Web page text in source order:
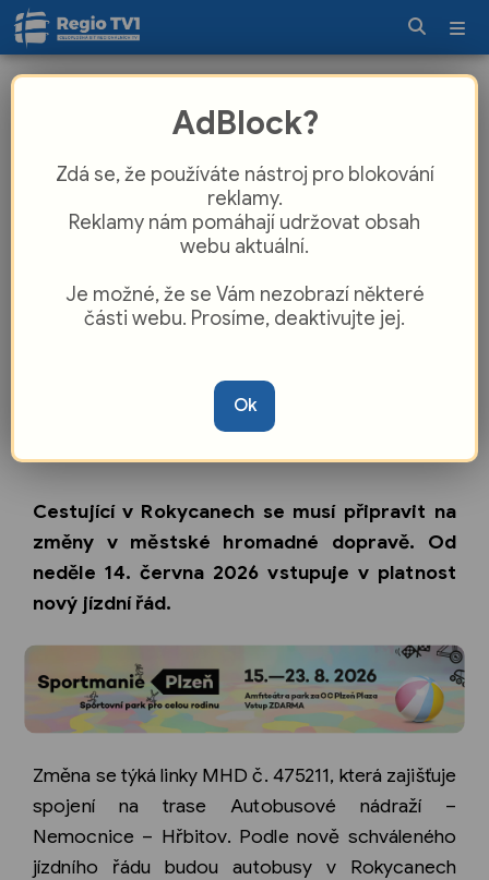
Linka k nemocnici a hřbitovu mění
Cestující v Rokycanech se musí připravit na
změny v městské hromadné dopravě. Od
neděle 14. června 2026 vstupuje v platnost
nový jízdní řád.
Změna se týká linky MHD č. 475211, která zajišťuje
spojení na trase Autobusové nádraží –
Nemocnice – Hřbitov. Podle nově schváleného
jízdního řádu budou autobusy v Rokycanech
AdBlock?
Zdá se, že používáte nástroj pro blokování
reklamy.
Reklamy nám pomáhají udržovat obsah
webu aktuální.
Je možné, že se Vám nezobrazí některé
části webu. Prosíme, deaktivujte jej.
Ok